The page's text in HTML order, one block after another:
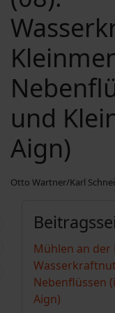
und
Aign)
Otto Wartner/Karl
Mühlen an der
Nebenflüssen
Aign)